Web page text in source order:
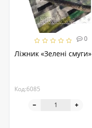
0
Ліжник «Зелені смуги»
Код:6085